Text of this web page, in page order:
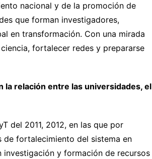
nacional y de la promoción de
que forman investigadores,
en transformación. Con una mirada
fortalecer redes y prepararse
relación entre las universidades, el
del 2011, 2012, en las que por
de fortalecimiento del sistema en
y formación de recursos